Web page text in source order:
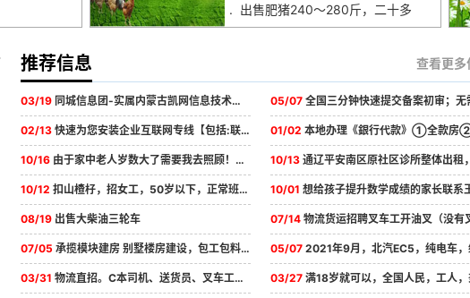
. 出售肥猪240～280斤，二十多
推荐信息 查看更多
03/19 同城信息团-实属内蒙古凯网信息技术有限公司旗下平台，为了更好更完美的为... 05/07全国三分钟快速提交备案初审；无需背景照、核验单无需上传资料、全
02/13 快速为您安装企业互联网专线【包括:联通线路，电信线路，移动线路】10M起至... 01/02 本地办理《銀行代款》①全款房②按揭房③全款车 ④按揭车⑤保
10/16 由于家中老人岁数大了需要我去照顾！店无法经营下去了！ 10/13通辽平安南区原社区诊所整体出租，一楼带地下室240平，一楼120平，地
10/12 扣山楂杍，招女工，50岁以下，正常班，早7.30到晚4.30下班，中午管饭，工资... 10/01 想给孩子提升数学成绩的家长联系王老师
08/19 出售大柴油三轮车 07/14物流货运招聘叉车工开油叉（没有叉车证，公司免费给办理叉车证）1，
07/05 承揽模块建房 别墅楼房建设，包工包料一条龙！（水泥，红砖，碎石，河沙，... 05/072021年9月，北汽EC5，纯电车，续航403公里，全车原漆包括前后杠，
03/31 物流直招。C本司机、送货员、叉车工，装卸工1、C本开四米二箱货跑天津周边... 03/27满18岁就可以，全国人民，工人，兼职，宝爸，宝妈，学生兼职，其他